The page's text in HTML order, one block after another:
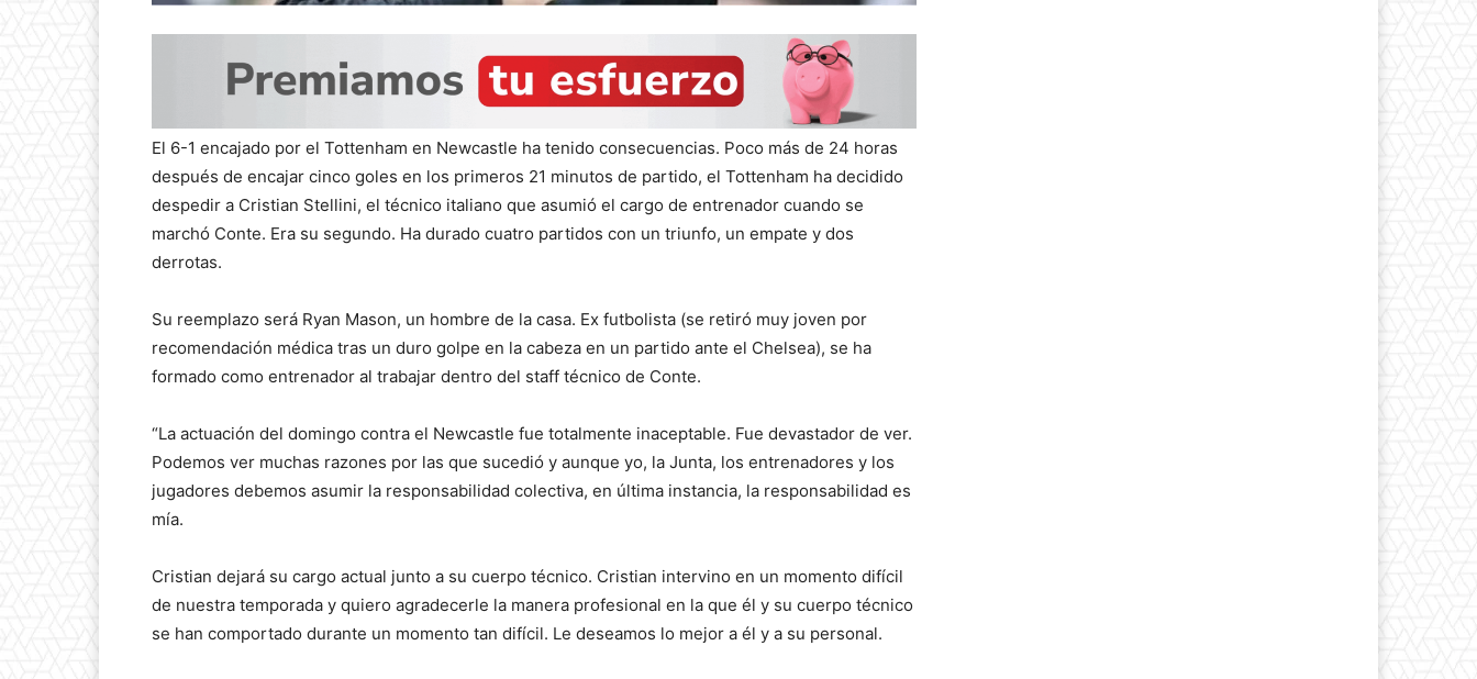
El 6-1 encajado por el Tottenham en Newcastle ha tenido consecuencias. Poco más de 24 horas
después de encajar cinco goles en los primeros 21 minutos de partido, el Tottenham ha decidido
despedir a Cristian Stellini, el técnico italiano que asumió el cargo de entrenador cuando se
marchó Conte. Era su segundo. Ha durado cuatro partidos con un triunfo, un empate y dos
derrotas.
Su reemplazo será Ryan Mason, un hombre de la casa. Ex futbolista (se retiró muy joven por
recomendación médica tras un duro golpe en la cabeza en un partido ante el Chelsea), se ha
formado como entrenador al trabajar dentro del staff técnico de Conte.
“La actuación del domingo contra el Newcastle fue totalmente inaceptable. Fue devastador de ver.
Podemos ver muchas razones por las que sucedió y aunque yo, la Junta, los entrenadores y los
jugadores debemos asumir la responsabilidad colectiva, en última instancia, la responsabilidad es
mía.
Cristian dejará su cargo actual junto a su cuerpo técnico. Cristian intervino en un momento difícil
de nuestra temporada y quiero agradecerle la manera profesional en la que él y su cuerpo técnico
se han comportado durante un momento tan difícil. Le deseamos lo mejor a él y a su personal.